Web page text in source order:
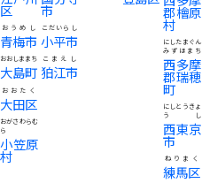
区
青梅市
おうめし
大島町
おおしままち
大田区
おおたく
小笠原
村
おがさわらむ
ら
市
小平市
こだいらし
狛江市
こまえし
郡檜原
村
西多摩
郡瑞穂
町
にしたまぐん
みずほまち
西東京
市
にしとうきょ
うし
練馬区
ねりまく